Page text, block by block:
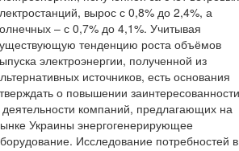
вырос с 0,8% до 2,4%, а
– с 0,7% до 4,1%. Учитывая
тенденцию роста объёмов
электроэнергии, полученной из
источников, есть основания
о повышении заинтересованности
деятельности компаний, предлагающих на
Украины энергогенерирующее
Исследование потребностей в